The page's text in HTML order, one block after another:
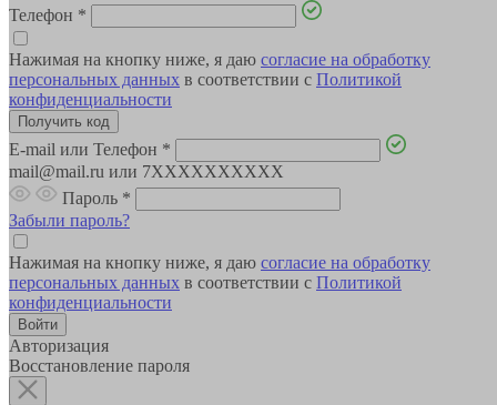
Телефон *
Нажимая на кнопку ниже, я даю согласие на обработку
персональных данных в соответствии с Политикой
конфиденциальности
E-mail или Телефон *
mail@mail.ru или 7XXXXXXXXXX
Пароль *
Забыли пароль?
Нажимая на кнопку ниже, я даю согласие на обработку
персональных данных в соответствии с Политикой
конфиденциальности
Авторизация
Восстановление пароля